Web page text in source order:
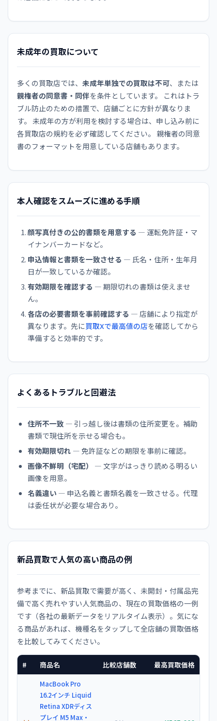
未成年の買取について
多くの買取店では、 未成年単独での買取は不可、または
親権者の同意書・同伴を条件としています。 これはトラ
ブル防止のための措置で、店舗ごとに方針が異なりま
す。 未成年の方が利用を検討する場合は、申し込み前に
各買取店の規約を必ず確認してください。 親権者の同意
書のフォーマットを用意している店舗もあります。
本人確認をスムーズに進める手順
顔写真付きの公的書類を用意する — 運転免許証・マ
イナンバーカードなど。
申込情報と書類を一致させる — 氏名・住所・生年月
日が一致しているか確認。
有効期限を確認する — 期限切れの書類は使えませ
ん。
各店の必要書類を事前確認する — 店舗により指定が
異なります。先に買取Xで最高値の店を確認してから
準備すると効率的です。
よくあるトラブルと回避法
住所不一致 — 引っ越し後は書類の住所変更を。補助
書類で現住所を示せる場合も。
有効期限切れ — 免許証などの期限を事前に確認。
画像不鮮明（宅配）
— 文字がはっきり読める明るい
画像を用意。
名義違い — 申込名義と書類名義を一致させる。代理
は委任状が必要な場合あり。
新品買取で人気の高い商品の例
参考までに、新品買取で需要が高く、未開封・付属品完
備で高く売れやすい人気商品の、現在の買取価格の一例
です（各社の最新データをリアルタイム表示）。気にな
る商品があれば、機種名をタップして全店舗の買取価格
を比較してみてください。
# 商品名 比較店舗数 最高買取価格
MacBook Pro
16.2インチ Liquid
Retina XDRディス
プレイ M5 Max・